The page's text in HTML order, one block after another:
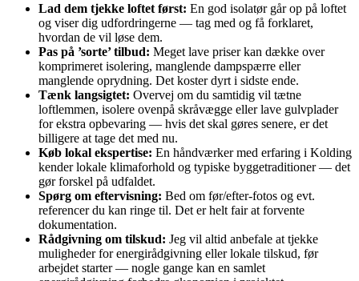
Lad dem tjekke loftet først: En god isolatør går op på loftet
og viser dig udfordringerne — tag med og få forklaret,
hvordan de vil løse dem.
Pas på ’sorte’ tilbud: Meget lave priser kan dække over
komprimeret isolering, manglende dampspærre eller
manglende oprydning. Det koster dyrt i sidste ende.
Tænk langsigtet: Overvej om du samtidig vil tætne
loftlemmen, isolere ovenpå skråvægge eller lave gulvplader
for ekstra opbevaring — hvis det skal gøres senere, er det
billigere at tage det med nu.
Køb lokal ekspertise: En håndværker med erfaring i Kolding
kender lokale klimaforhold og typiske byggetraditioner — det
gør forskel på udfaldet.
Spørg om eftervisning: Bed om før/efter-fotos og evt.
referencer du kan ringe til. Det er helt fair at forvente
dokumentation.
Rådgivning om tilskud: Jeg vil altid anbefale at tjekke
muligheder for energirådgivning eller lokale tilskud, før
arbejdet starter — nogle gange kan en samlet